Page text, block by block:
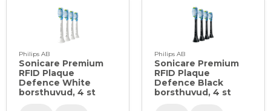
Philips AB
Sonicare Premium
RFID Plaque
Defence White
borsthuvud, 4 st
Philips AB
Sonicare Premium
RFID Plaque
Defence Black
borsthuvud, 4 st